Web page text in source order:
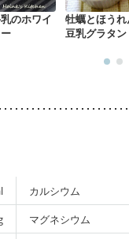
のホワイ
牡蠣とほう
豆乳グラタン
カルシウム
マグネシウム